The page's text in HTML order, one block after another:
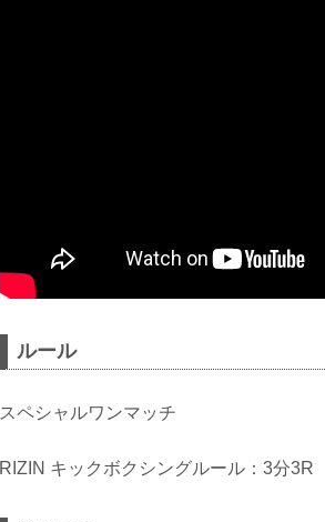
ルール
スペシャルワンマッチ
RIZIN キックボクシングルール：3分3R